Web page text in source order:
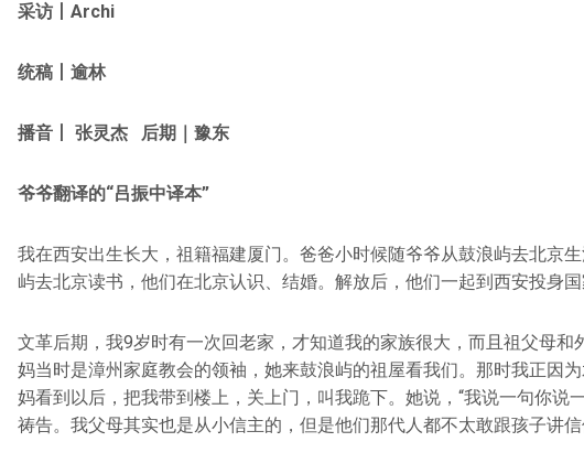
采访丨Archi
统稿丨逾林
播音丨 张灵杰 后期｜豫东
爷爷翻译的“吕振中译本”
我在西安出生长大，祖籍福建厦门。爸爸小时候随爷爷从鼓浪屿去北京
屿去北京读书，他们在北京认识、结婚。解放后，他们一起到西安投身国
文革后期，我9岁时有一次回老家，才知道我的家族很大，而且祖父母和
妈当时是漳州家庭教会的领袖，她来鼓浪屿的祖屋看我们。那时我正因
妈看到以后，把我带到楼上，关上门，叫我跪下。她说，“我说一句你说
祷告。我父母其实也是从小信主的，但是他们那代人都不太敢跟孩子讲信